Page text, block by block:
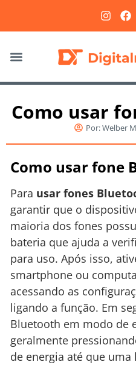
Como usar
Por:Welber
Como usar fone
Para usar fones
garantir que o
maioria dos fones
bateria que ajuda a
para uso. Após isso,
smartphone ou
acessando as
ligando a função. Em
Bluetooth em modo de
geralmente
de energia até que uma